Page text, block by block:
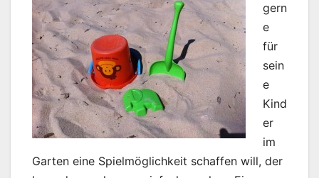
gern
e
für
sein
e
Kind
er
im
Garten eine Spielmöglichkeit schaffen will, der